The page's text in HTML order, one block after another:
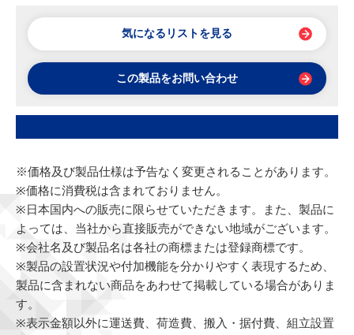
気になるリストを見る
この製品をお問い合わせ
※価格及び製品仕様は予告なく変更されることがあります。
※価格に消費税は含まれておりません。
※日本国内への販売に限らせていただきます。また、製品に
よっては、当社から直接販売ができない地域がございます。
※会社名及び製品名は各社の商標または登録商標です。
※製品の設置状況や付加機能を分かりやすく表現するため、
製品に含まれない商品をあわせて掲載している場合がありま
す。
※表示金額以外に運送費、荷造費、搬入・据付費、組立設置